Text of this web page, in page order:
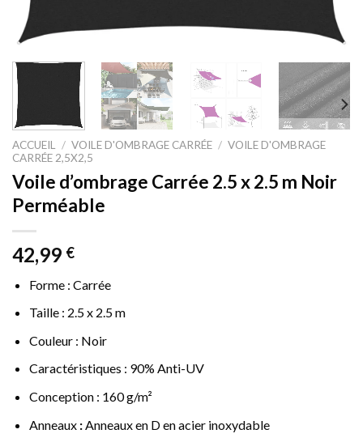
ACCUEIL / VOILE D'OMBRAGE CARRÉE / VOILE D'OMBRAGE
CARRÉE 2,5X2,5
Voile d’ombrage Carrée 2.5 x 2.5 m Noir
Perméable
42,99 €
Forme : Carrée
Taille : 2.5 x 2.5 m
Couleur : Noir
Caractéristiques : 90% Anti-UV
Conception : 160 g/m²
Anneaux: Anneaux en D en acier inoxydable